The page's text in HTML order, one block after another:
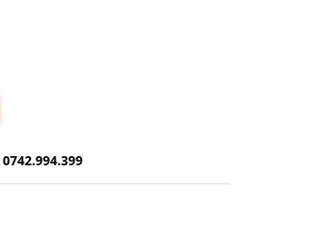
0742.994.399